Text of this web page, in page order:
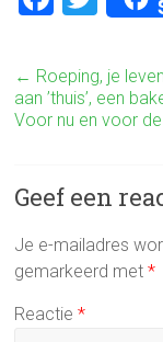
ce
b
o
tt
er
← Roeping, je
aan ’thuis’, een
Voor nu en voor
Geef een
Je e-mailadres
gemarkeerd met*
Reactie*